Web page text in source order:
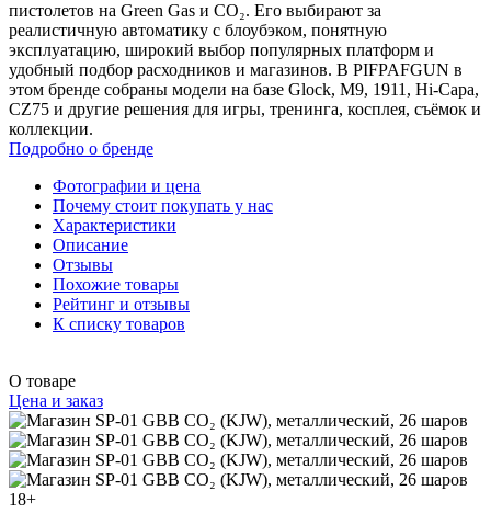
пистолетов на Green Gas и CO₂. Его выбирают за
реалистичную автоматику с блоубэком, понятную
эксплуатацию, широкий выбор популярных платформ и
удобный подбор расходников и магазинов. В PIFPAFGUN в
этом бренде собраны модели на базе Glock, M9, 1911, Hi-Capa,
CZ75 и другие решения для игры, тренинга, косплея, съёмок и
коллекции.
Подробно о бренде
Фотографии и цена
Почему стоит покупать у нас
Характеристики
Описание
Отзывы
Похожие товары
Рейтинг и отзывы
К списку товаров
О товаре
Цена и заказ
18+